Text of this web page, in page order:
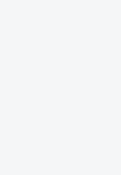
20e anniversaire
nouvelle
Avec sa nouvelle
sa citoyenneté crée de la
BoursoBank